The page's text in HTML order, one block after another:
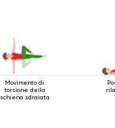
Movimento di
torsione della
schiena sdraiata